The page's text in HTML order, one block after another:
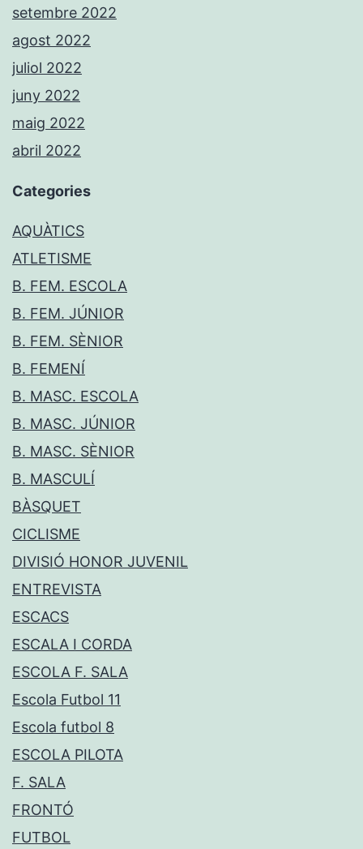
setembre 2022
agost 2022
juliol 2022
juny 2022
maig 2022
abril 2022
Categories
AQUÀTICS
ATLETISME
B. FEM. ESCOLA
B. FEM. JÚNIOR
B. FEM. SÈNIOR
B. FEMENÍ
B. MASC. ESCOLA
B. MASC. JÚNIOR
B. MASC. SÈNIOR
B. MASCULÍ
BÀSQUET
CICLISME
DIVISIÓ HONOR JUVENIL
ENTREVISTA
ESCACS
ESCALA I CORDA
ESCOLA F. SALA
Escola Futbol 11
Escola futbol 8
ESCOLA PILOTA
F. SALA
FRONTÓ
FUTBOL